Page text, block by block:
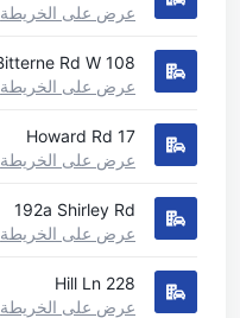
عرض على الخريطة
108 Bitterne Rd W
عرض على الخريطة
17 Howard Rd
عرض على الخريطة
192a Shirley Rd
عرض على الخريطة
228 Hill Ln
عرض على الخريطة